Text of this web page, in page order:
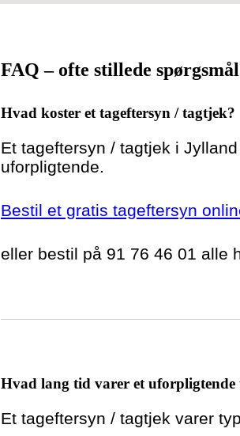
FAQ – ofte stillede spørgsmål
Hvad koster et tageftersyn / tagtjek?
Et tageftersyn / tagtjek i
uforpligtende.
Bestil et gratis tageftersyn
eller bestil på 91 76 46 01 alle
Hvad lang tid varer et uforpligtende
Et tageftersyn / tagtjek varer